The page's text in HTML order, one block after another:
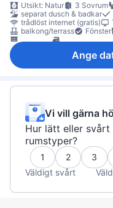
Utsikt: Natur
3 Sovrum
separat dusch & badkar
trådlöst internet (gratis)
balkong/terrass
Fönster
garderob
möjlighet att
Ange
Vi vill gärna
Hur lätt eller
rumstyper?
1 2 3
Väldigt svårt